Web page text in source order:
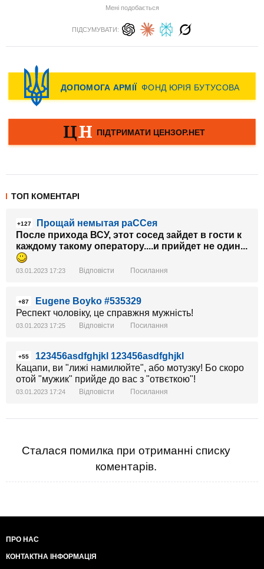
Мені подобається
ПІДСУМУВАТИ:
ТОП КОМЕНТАРІ
+127
Прощай немытая раССея
После прихода ВСУ, этот сосед зайдет в гости к
каждому такому оператору....и прийдет не один...
03.01.2023 17:23 Відповісти Посилання
+87
Eugene Boyko #535329
Респект чоловіку, це справжня мужність!
03.01.2023 17:25 Відповісти Посилання
+55
123456asdfghjkl 123456asdfghjkl
Кацапи, ви "лижі намилюйте", або мотузку! Бо скоро
отой "мужик" прийде до вас з "отвєткою"!
03.01.2023 17:24 Відповісти Посилання
Сталася помилка при отриманні списку
коментарів.
ПРО НАС
КОНТАКТНА ІНФОРМАЦІЯ